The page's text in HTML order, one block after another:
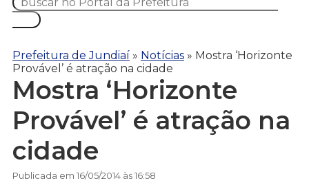
Prefeitura de Jundiaí » Notícias » Mostra ‘Horizonte
Provável’ é atração na cidade
Mostra ‘Horizonte
Provável’ é atração na
cidade
Publicada em 16/05/2014 às 16:58